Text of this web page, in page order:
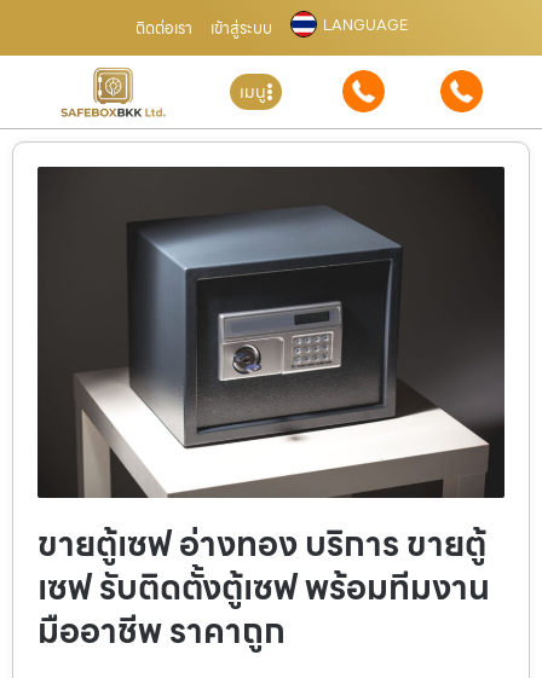
ติดต่อเรา เข้าสู่ระบบ LANGUAGE
เมนู
ขายตู้เซฟ อ่างทอง บริการ ขายตู้
เซฟ รับติดตั้งตู้เซฟ พร้อมทีมงาน
มืออาชีพ ราคาถูก